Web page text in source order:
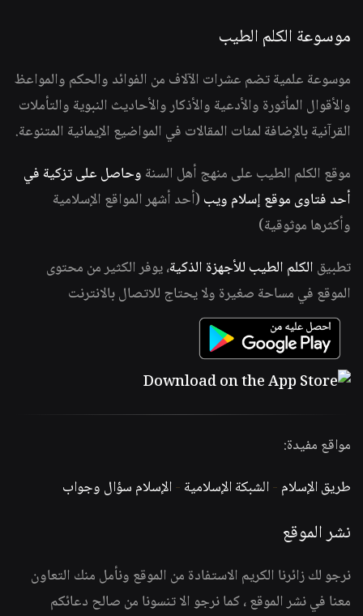
موسوعة الكلم الطيب
موسوعة علمية تضم عشرات الآلاف من الفوائد والحكم والمواعظ
والأقوال المأثورة والأدعية والأذكار والأحاديث النبوية والتأملات
القرآنية بالإضافة لمئات المقالات في المواضيع الإيمانية المتنوعة.
موقع الكلم الطيب على منهج أهل السنة وحاصل على تزكية في
أحد فتاوى موقع إسلام ويب (أحد أشهر المواقع الإسلامية
وأكثرها موثوقية)
تطبيق الكلم الطيب للأجهزة الذكية، يوفر الكثير من محتوى
الموقع في مساحة صغيرة ولا يحتاج للاتصال بالانترنت
مواقع مفيدة:
طريق الإسلام -الشبكة الإسلامية -الإسلام سؤال وجواب
نشر الموقع
نرجو لك زائرنا الكريم الاستفادة من الموقع ونأمل منك التعاون
معنا في نشر الموقع ، كما نرجو الا تنسونا من صالح دعائكم